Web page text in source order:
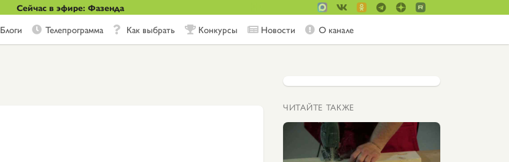
Сейчас в эфире: Фазенда
Блоги Телепрограмма Как выбрать Конкурсы Новости О канале
ЧИТАЙТЕ ТАКЖЕ